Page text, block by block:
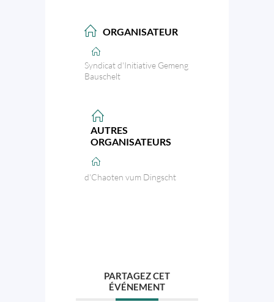
ORGANISATEUR
Syndicat d'Initiative Gemeng
Bauschelt
AUTRES
ORGANISATEURS
d'Chaoten vum Dingscht
PARTAGEZ CET
ÉVÉNEMENT